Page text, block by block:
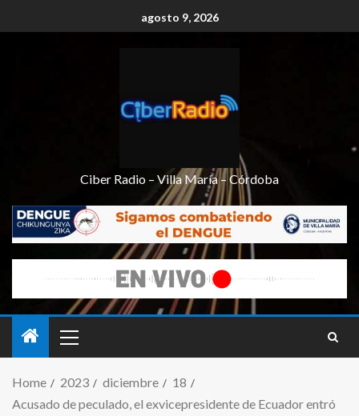
agosto 9, 2026
Ciber Radio – Villa María – Córdoba
Home 2023 diciembre
18
Acusado de peculado, el exvicepresidente de Ecuador entró